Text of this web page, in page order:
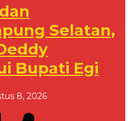
Selatan,
Bupati Egi
8, 2026oleh